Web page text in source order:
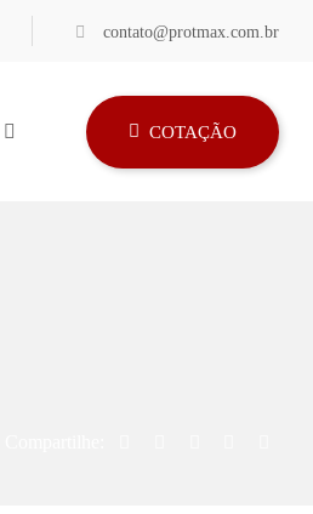
contato@protmax.com.br
COTAÇÃO